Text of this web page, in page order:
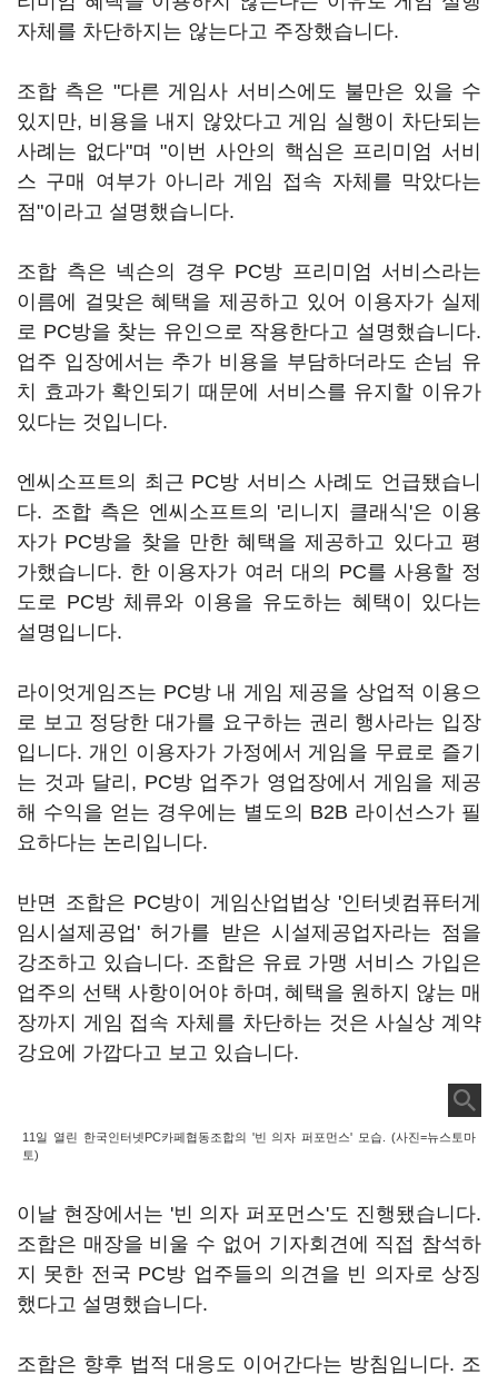
자체를 차단하지는 않는다고 주장했습니다.
조합 측은 "다른 게임사 서비스에도 불만은 있을 수
있지만, 비용을 내지 않았다고 게임 실행이 차단되는
사례는 없다"며 "이번 사안의 핵심은 프리미엄 서비
스 구매 여부가 아니라 게임 접속 자체를 막았다는
점"이라고 설명했습니다.
조합 측은 넥슨의 경우 PC방 프리미엄 서비스라는
이름에 걸맞은 혜택을 제공하고 있어 이용자가 실제
로 PC방을 찾는 유인으로 작용한다고 설명했습니다.
업주 입장에서는 추가 비용을 부담하더라도 손님 유
치 효과가 확인되기 때문에 서비스를 유지할 이유가
있다는 것입니다.
엔씨소프트의 최근 PC방 서비스 사례도 언급됐습니
다. 조합 측은 엔씨소프트의 '리니지 클래식'은 이용
자가 PC방을 찾을 만한 혜택을 제공하고 있다고 평
가했습니다. 한 이용자가 여러 대의 PC를 사용할 정
도로 PC방 체류와 이용을 유도하는 혜택이 있다는
설명입니다.
라이엇게임즈는 PC방 내 게임 제공을 상업적 이용으
로 보고 정당한 대가를 요구하는 권리 행사라는 입장
입니다. 개인 이용자가 가정에서 게임을 무료로 즐기
는 것과 달리, PC방 업주가 영업장에서 게임을 제공
해 수익을 얻는 경우에는 별도의 B2B 라이선스가 필
요하다는 논리입니다.
반면 조합은 PC방이 게임산업법상 '인터넷컴퓨터게
임시설제공업' 허가를 받은 시설제공업자라는 점을
강조하고 있습니다. 조합은 유료 가맹 서비스 가입은
업주의 선택 사항이어야 하며, 혜택을 원하지 않는 매
장까지 게임 접속 자체를 차단하는 것은 사실상 계약
강요에 가깝다고 보고 있습니다.
11일 열린 한국인터넷PC카페협동조합의 '빈 의자 퍼포먼스' 모습. (사진=뉴스토마
토)
이날 현장에서는 '빈 의자 퍼포먼스'도 진행됐습니다.
조합은 매장을 비울 수 없어 기자회견에 직접 참석하
지 못한 전국 PC방 업주들의 의견을 빈 의자로 상징
했다고 설명했습니다.
조합은 향후 법적 대응도 이어간다는 방침입니다. 조